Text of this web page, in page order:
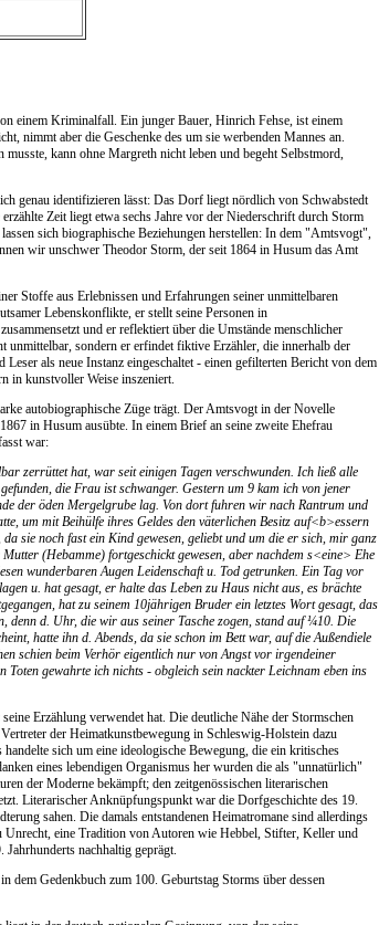
einem Kriminalfall. Ein junger Bauer, Hinrich Fehse, ist einem
nimmt aber die Geschenke des um sie werbenden Mannes an.
kann ohne Margreth nicht leben und begeht Selbstmord,
genau identifizieren lässt: Das Dorf liegt nördlich von Schwabstedt
Zeit liegt etwa sechs Jahre vor der Niederschrift durch Storm
sich biographische Beziehungen herstellen: In dem "Amtsvogt",
wir unschwer Theodor Storm, der seit 1864 in Husum das Amt
Stoffe aus Erlebnissen und Erfahrungen seiner unmittelbaren
Lebenskonflikte, er stellt seine Personen in
und er reflektiert über die Umstände menschlicher
unmittelbar, sondern er erfindet fiktive Erzähler, die innerhalb der
als neue Instanz eingeschaltet - einen gefilterten Bericht von dem
in kunstvoller Weise inszeniert.
autobiographische Züge trägt. Der Amtsvogt in der Novelle
in Husum ausübte. In einem Brief an seine zweite Ehefrau
war:
zerrüttet hat, war seit einigen Tagen verschwunden. Ich ließ alle
die Frau ist schwanger. Gestern um 9 kam ich von jener
der öden Mergelgrube lag. Von dort fuhren wir nach Rantrum und
um mit Beihülfe ihres Geldes den väterlichen Besitz auf<b>essern
sie noch fast ein Kind gewesen, geliebt und um die er sich, mir ganz
(Hebamme) fortgeschickt gewesen, aber nachdem s<eine> Ehe
wunderbaren Augen Leidenschaft u. Tod getrunken. Ein Tag vor
u. hat gesagt, er halte das Leben zu Haus nicht aus, es brächte
hat zu seinem 10jährigen Bruder ein letztes Wort gesagt, das
denn d. Uhr, die wir aus seiner Tasche zogen, stand auf ¼10. Die
hatte ihn d. Abends, da sie schon im Bett war, auf die Außendiele
schien beim Verhör eigentlich nur von Angst vor irgendeiner
gewahrte ich nichts - obgleich sein nackter Leichnam eben ins
Erzählung verwendet hat. Die deutliche Nähe der Stormschen
der Heimatkunstbewegung in Schleswig-Holstein dazu
sich um eine ideologische Bewegung, die ein kritisches
eines lebendigen Organismus her wurden die als "unnatürlich"
der Moderne bekämpft; den zeitgenössischen literarischen
Literarischer Anknüpfungspunkt war die Dorfgeschichte des 19.
sahen. Die damals entstandenen Heimatromane sind allerdings
eine Tradition von Autoren wie Hebbel, Stifter, Keller und
nachhaltig geprägt.
Gedenkbuch zum 100. Geburtstag Storms über dessen